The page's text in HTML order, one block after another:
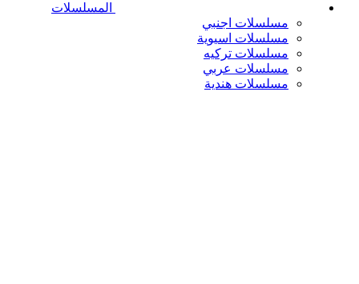
المسلسلات
مسلسلات اجنبي
مسلسلات اسيوية
مسلسلات تركيه
مسلسلات عربي
مسلسلات هندية